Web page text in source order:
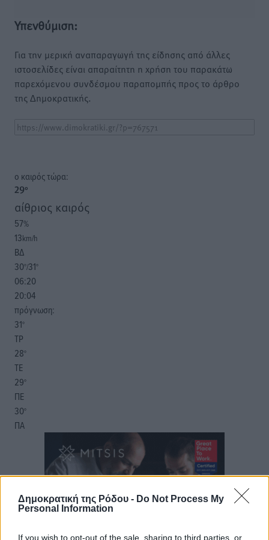
Δημοκρατική της Ρόδου - Do Not Process My
Personal Information
If you wish to opt-out of the sale, sharing to third parties, or
Υπενθύμιση:
Για την μερική αναπαραγωγή της είδησης από άλλες
ιστοσελίδες είναι απαραίτητη η χρήση του παρακάτω
παρεχόμενου συνδέσμου παραπομπής προς το άρθρο
της Δημοκρατικής.
o καιρός τώρα:
29°
αίθριος καιρός
57%
13km/h
ΒΔ
30°/31°
06:20
20:04
πρόγνωση:
31°
ΤΡ
28°
ΤΕ
29°
ΠΕ
30°
ΠΑ